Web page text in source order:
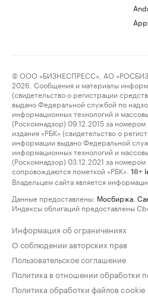
© ООО «БИЗНЕСПРЕСС», АО
2026. Сообщения и материалы
(свидетельство о регистрации
выдано Федеральной службой по
информационных технологий и
(Роскомнадзор) 09.12.2015 за
издания «РБК» (свидетельство о
информации выдано Федеральной
информационных технологий и
(Роскомнадзор) 03.12.2021 за
сопровождаются пометкой «РБК».
18+
Владельцем сайта является
Данные предоставлены: Мосбиржа
Индексы облигаций предоставлены
Информация об ограничениях
О соблюдении авторских прав
Пользовательское соглашение
Политика в отношении обработки
Политика обработки файлов cookie